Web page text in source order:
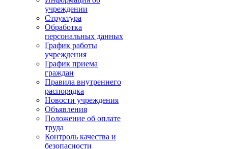
учреждении
Структура
Обработка
персональных данных
График работы
учреждения
График приема
граждан
Правила внутреннего
распорядка
Новости учреждения
Объявления
Положение об оплате
труда
Контроль качества и
безопасности